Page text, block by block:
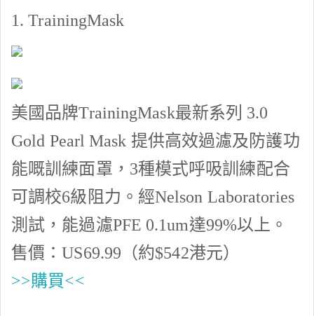
1.TrainingMask
美國品牌TrainingMask最新系列 3.0
Gold Pearl Mask 提供高效過濾及防護功
能嘅訓練面罩， 3種模式呼吸訓練配合
可調校6級阻力。經Nelson Laboratories
測試，能過濾PFE 0.1um達99%以上。
售價：US69.99 （約$542港元）
>>購買<<